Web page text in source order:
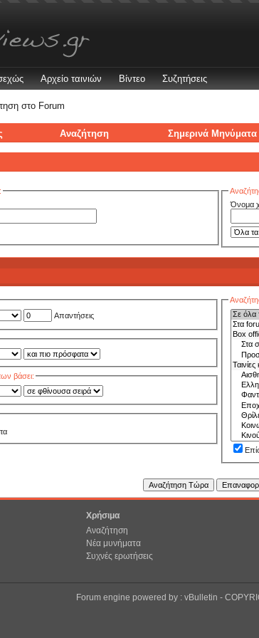
Αρχείο ταινιών Βίντεο Συζητήσεις
στo Forum
Αναζήτηση Σημερινά Μηνύματα
Όνομα
Απαντήσεις
Ταξινόμηση αποτελεσμάτων βάσει:
Χρήσιμα
Αναζήτηση
Νέα μυνήματα
Συχνές ερωτήσεις
Forum engine powered by : vBulletin -